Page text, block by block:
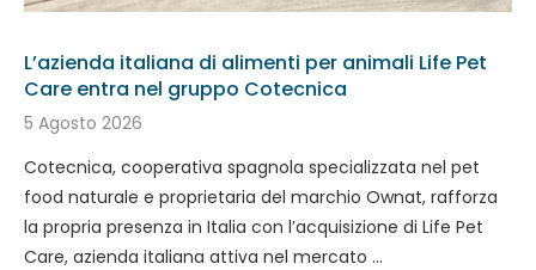
L’azienda italiana di alimenti per animali Life Pet
Care entra nel gruppo Cotecnica
5 Agosto 2026
Cotecnica, cooperativa spagnola specializzata nel pet
food naturale e proprietaria del marchio Ownat, rafforza
la propria presenza in Italia con l’acquisizione di Life Pet
Care, azienda italiana attiva nel mercato …